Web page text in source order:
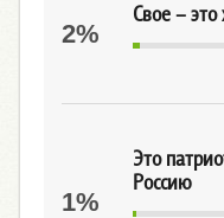
Свое –
2%
Это
Россию
1%